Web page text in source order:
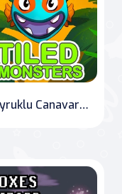
Kuyruklu Canavarlar — Bulmaca